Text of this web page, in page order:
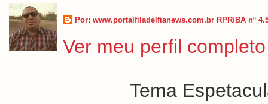
Por: www.portalfiladelfianews.com.br RPR/BA nº
Ver meu perfil completo
Tema